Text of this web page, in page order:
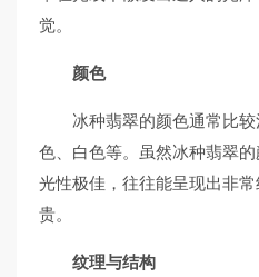
觉。
颜色
冰种翡翠的颜色通常比
色、白色等。虽然冰种翡翠
光性极佳，往往能呈现出非
贵。
纹理与结构